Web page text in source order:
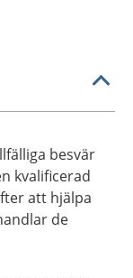
besvär
kvalificerad
att hjälpa
de